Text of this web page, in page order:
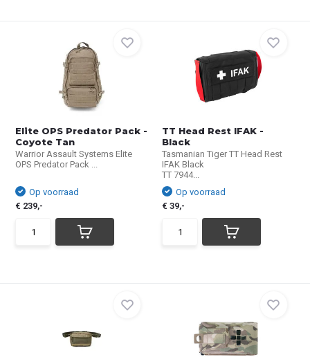
Elite OPS Predator Pack -
Coyote Tan
Warrior Assault Systems Elite
OPS Predator Pack ...
Op voorraad
€ 239,-
TT Head Rest IFAK -
Black
Tasmanian Tiger TT Head Rest
IFAK Black
TT 7944...
Op voorraad
€ 39,-